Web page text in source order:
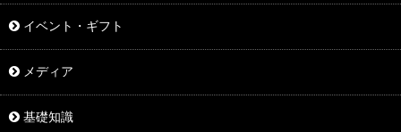
イベント・ギフト
メディア
基礎知識